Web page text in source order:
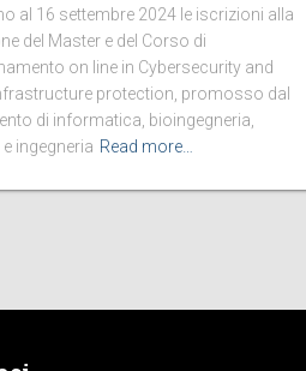
al 16 settembre 2024 le iscrizioni alla
del Master e del Corso di
on line in Cybersecurity and
protection, promosso dal
di informatica, bioingegneria,
ingegneria Read more…